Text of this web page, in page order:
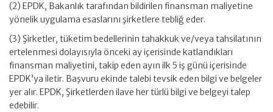
(2) EPDK, Bakanlık tarafından bildirilen finansman maliyetine
yönelik uygulama esaslarını şirketlere tebliğ eder.
(3) Şirketler, tüketim bedellerinin tahakkuk ve/veya tahsilatının
ertelenmesi dolayısıyla önceki ay içerisinde katlandıkları
finansman maliyetini, takip eden ayın ilk 5 iş günü içerisinde
EPDK’ya iletir. Başvuru ekinde talebi tevsik eden bilgi ve belgeler
yer alır. EPDK, Şirketlerden ilave her türlü bilgi ve belgeyi talep
edebilir.